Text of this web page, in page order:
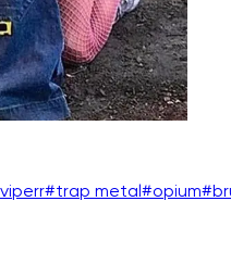
#trap metal #opium#